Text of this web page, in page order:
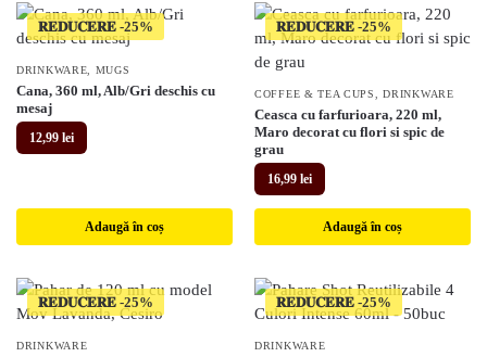
𝐑𝐄𝐃𝐔𝐂𝐄𝐑𝐄
DRINKWARE MUGS
Cana, 360 ml, Alb/Gri deschis cu
mesaj
12,99 lei
Adaugă în coș
𝐑𝐄𝐃𝐔𝐂𝐄𝐑𝐄
COFFEE & TEA CUPS ,DRINKWARE
Ceasca cu farfurioara, 220 ml,
Maro decorat cu flori si spic de
grau
16,99 lei
Adaugă în coș
𝐑𝐄𝐃𝐔𝐂𝐄𝐑𝐄
DRINKWARE
𝐑𝐄𝐃𝐔𝐂𝐄𝐑𝐄
DRINKWARE